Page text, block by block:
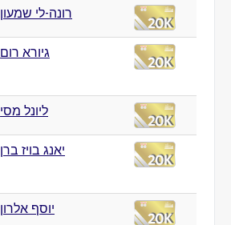
רונה-לי שמעון
גיורא רום
ליונל מסי
יאנג בויז ברן
יוסף אלרון